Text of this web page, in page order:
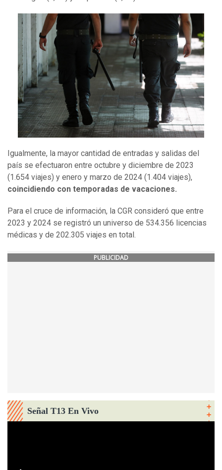
Igualmente, la mayor cantidad de entradas y salidas del
país se efectuaron entre octubre y diciembre de 2023
(1.654 viajes) y enero y marzo de 2024 (1.404 viajes),
coincidiendo con temporadas de vacaciones.
Para el cruce de información, la CGR consideró que entre
2023 y 2024 se registró un universo de 534.356 licencias
médicas y de 202.305 viajes en total.
PUBLICIDAD
Señal T13 En Vivo